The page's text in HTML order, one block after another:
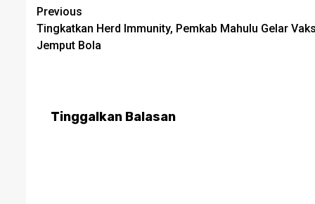
Post
navigation
Previous
Tingkatkan Herd Immunity, Pemkab Mahulu Gelar
Jemput Bola
Tinggalkan Balasan